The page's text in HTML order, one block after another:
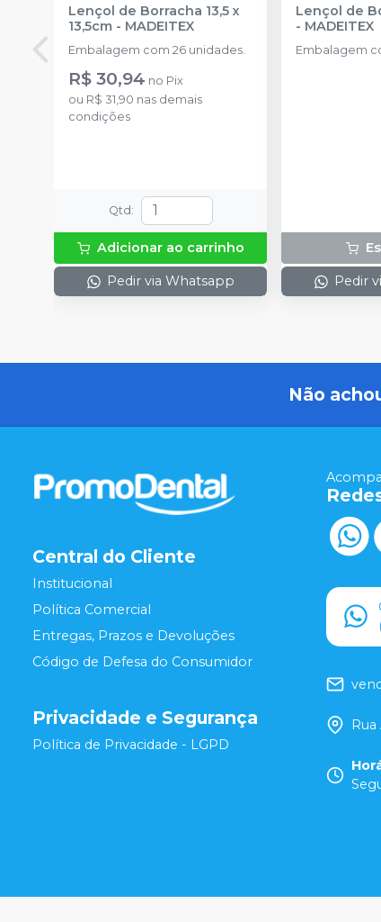
Lençol de Borracha 13,5 x
13,5cm - MADEITEX
Embalagem com 26 unidades.
R$ 30,94 no Pix
ou R$ 31,90 nas demais
condições
Qtd :
Adicionar ao carrinho
Pedir via Whatsapp
Lençol de
- MADEITEX
Embalagem
Pedir
Não
Central do Cliente
Institucional
Política Comercial
Entregas, Prazos e Devoluções
Código de Defesa do Consumidor
Privacidade e Segurança
Política de Privacidade - LGPD